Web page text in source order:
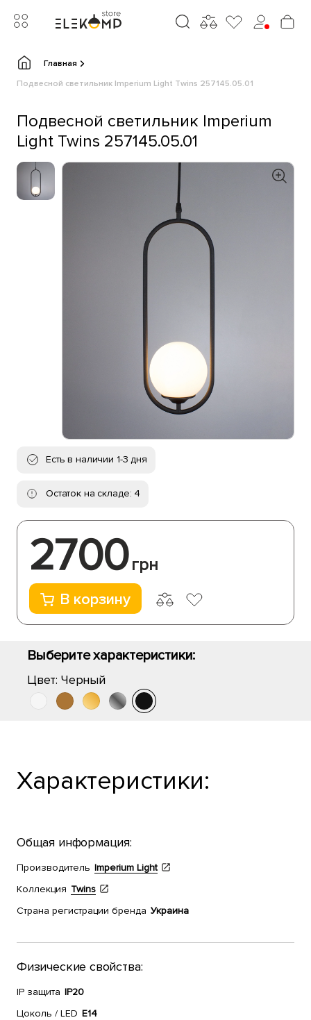
Главная
Подвесной светильник Imperium Light Twins 257145.05.01
Подвесной светильник Imperium
Light Twins 257145.05.01
Есть в наличии 1-3 дня
Остаток на складе: 4
2700грн
В корзину
Выберите характеристики:
Цвет: Черный
Характеристики:
Общая информация:
Производитель Imperium Light
Коллекция Twins
Страна регистрации бренда Украина
Физические свойства:
IP защита IP20
Цоколь / LED E14